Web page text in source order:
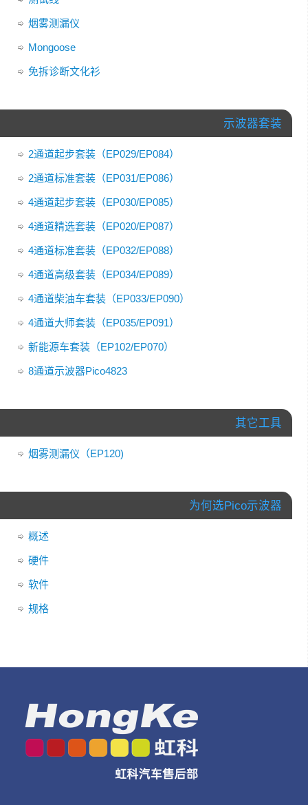
烟雾测漏仪
Mongoose
免拆诊断文化衫
示波器套装
2通道起步套装（EP029/EP084）
2通道标准套装（EP031/EP086）
4通道起步套装（EP030/EP085）
4通道精选套装（EP020/EP087）
4通道标准套装（EP032/EP088）
4通道高级套装（EP034/EP089）
4通道柴油车套装（EP033/EP090）
4通道大师套装（EP035/EP091）
新能源车套装（EP102/EP070）
8通道示波器Pico4823
其它工具
烟雾测漏仪（EP120)
为何选Pico示波器
概述
硬件
软件
规格